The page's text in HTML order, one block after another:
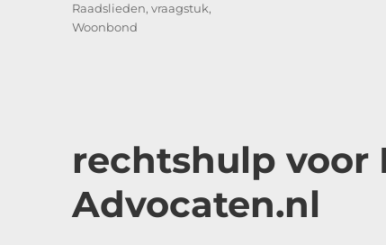
Raadslieden,vraagstuk,
Woonbond
rechtshulp voor
Advocaten.nl